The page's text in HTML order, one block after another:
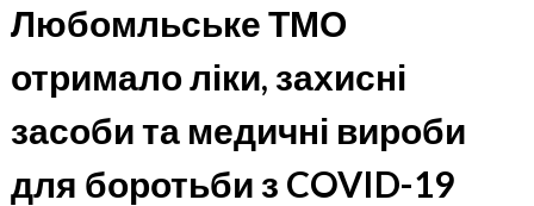
Любомльське ТМО
отримало ліки, захисні
засоби та медичні вироби
для боротьби з COVID-19